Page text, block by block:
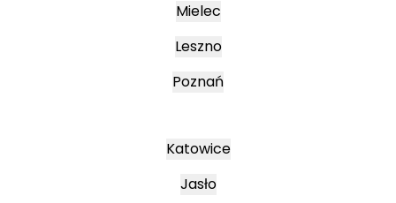
Mielec
Leszno
Poznań
Katowice
Jasło